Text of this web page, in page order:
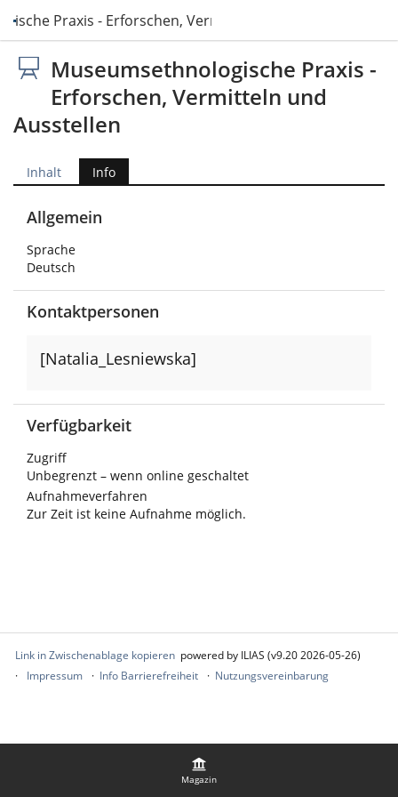
Praxis - Erforschen, Vermitteln und Ausstellen
Magazin
Museumsethnologische Praxis -
Erforschen, Vermitteln und
Ausstellen
Inhalt Info
Allgemein
Sprache
Deutsch
Kontaktpersonen
[Natalia_Lesniewska]
Verfügbarkeit
Zugriff
Unbegrenzt – wenn online geschaltet
Aufnahmeverfahren
Zur Zeit ist keine Aufnahme möglich.
Link in Zwischenablage kopieren powered by ILIAS (v9.20 2026-05-26)
Impressum
Info Barrierefreiheit Nutzungsvereinbarung